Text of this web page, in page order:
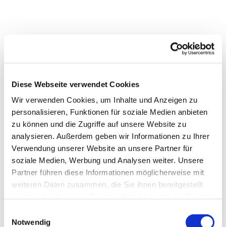
Diese Webseite verwendet Cookies
Wir verwenden Cookies, um Inhalte und Anzeigen zu
personalisieren, Funktionen für soziale Medien anbieten
zu können und die Zugriffe auf unsere Website zu
analysieren. Außerdem geben wir Informationen zu Ihrer
Verwendung unserer Website an unsere Partner für
soziale Medien, Werbung und Analysen weiter. Unsere
Partner führen diese Informationen möglicherweise mit
weiteren Daten zusammen, die Sie ihnen bereitgestellt
Notwendig
Dies könnte Sie auch
interessieren